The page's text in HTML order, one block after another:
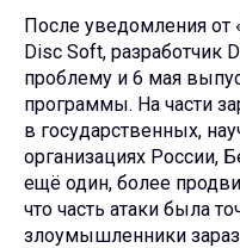
После уведомления от
Disc Soft, разработчик
проблему и 6 мая
программы. На части
в государственных,
организациях России,
ещё один, более
что часть атаки была
злоумышленники